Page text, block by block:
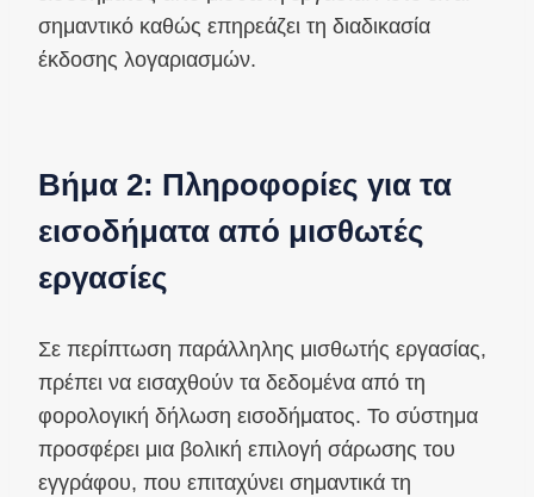
σημαντικό καθώς επηρεάζει τη διαδικασία
έκδοσης λογαριασμών.
Βήμα 2: Πληροφορίες για τα
εισοδήματα από μισθωτές
εργασίες
Σε περίπτωση παράλληλης μισθωτής εργασίας,
πρέπει να εισαχθούν τα δεδομένα από τη
φορολογική δήλωση εισοδήματος. Το σύστημα
προσφέρει μια βολική επιλογή σάρωσης του
εγγράφου, που επιταχύνει σημαντικά τη